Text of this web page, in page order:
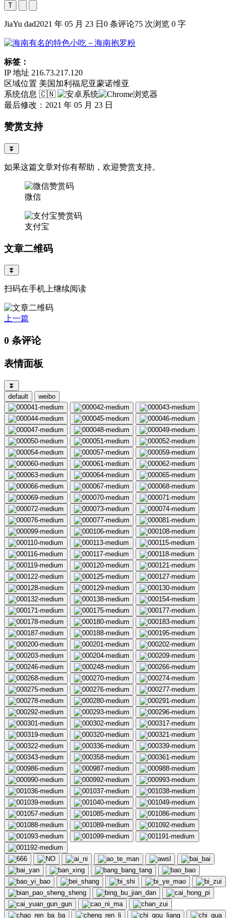
T
JiaYu dad2021 年 05 月 23 日 0 条评论75 次浏览 0 字
标签：
IP 地址 216.73.217.120
区域位置 美国加利福尼亚蒙诺维亚
系统信息 🇨🇳
最后修改：2021 年 05 月 23 日
赞赏支持
⏬
如果这篇文章对你有帮助，欢迎赞赏支持。
微信
支付宝
文章二维码
⏬
扫码在手机上继续阅读
上一篇
0 条评论
表情面板
⏬
default
weibo